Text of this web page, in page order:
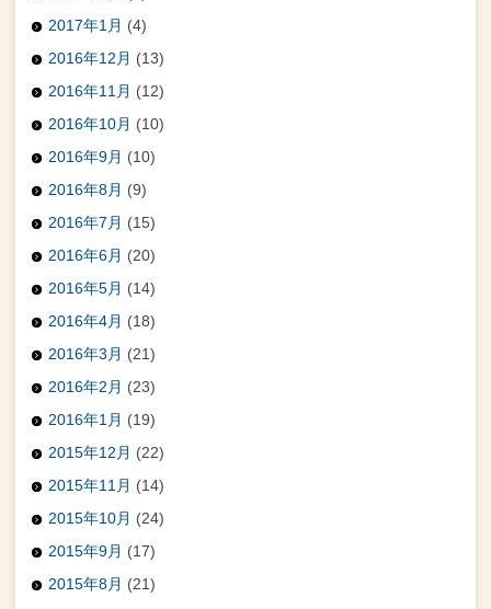
2017年1月 (4)
2016年12月 (13)
2016年11月 (12)
2016年10月 (10)
2016年9月 (10)
2016年8月 (9)
2016年7月 (15)
2016年6月 (20)
2016年5月 (14)
2016年4月 (18)
2016年3月 (21)
2016年2月 (23)
2016年1月 (19)
2015年12月 (22)
2015年11月 (14)
2015年10月 (24)
2015年9月 (17)
2015年8月 (21)